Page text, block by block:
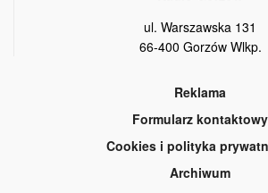
ul. Warszawska 131
66-400 Gorzów Wlkp.
Reklama
Formularz kontaktowy
Cookies i polityka
Archiwum